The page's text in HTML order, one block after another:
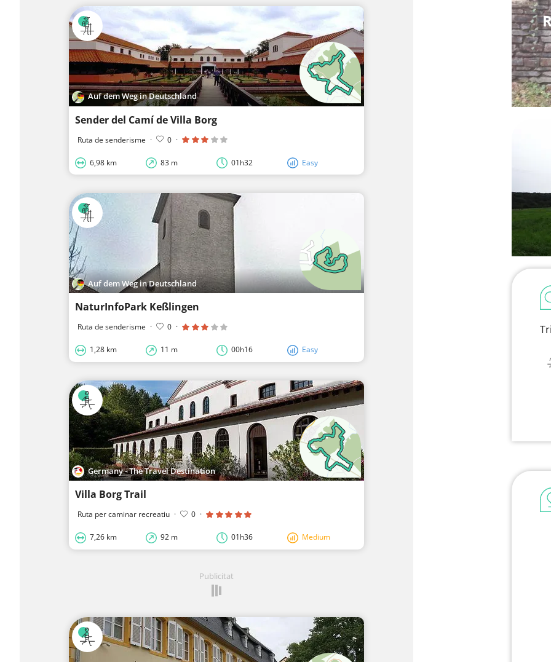
Auf dem Weg in Deutschland
Sender del Camí de Villa Borg
Ruta de senderisme · 0 ·
6,98 km 83 m 01h32 Easy
Auf dem Weg in Deutschland
NaturInfoPark Keßlingen
Ruta de senderisme · 0 ·
1,28 km 11 m 00h16 Easy
Germany - The Travel Destination
Villa Borg Trail
Ruta per caminar recreatiu · 0 ·
7,26 km 92 m 01h36 Medium
Publicitat